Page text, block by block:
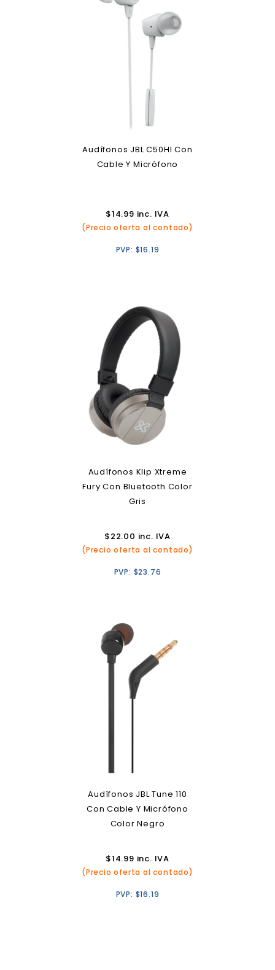
Audífonos JBL C50HI Con
Cable Y Micrófono
$14.99 inc. IVA
(Precio oferta al contado)
PVP: $16.19
Audífonos Klip Xtreme
Fury Con Bluetooth Color
Gris
$22.00 inc. IVA
(Precio oferta al contado)
PVP: $23.76
Audífonos JBL Tune 110
Con Cable Y Micrófono
Color Negro
$14.99 inc. IVA
(Precio oferta al contado)
PVP: $16.19